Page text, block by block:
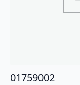
01759002